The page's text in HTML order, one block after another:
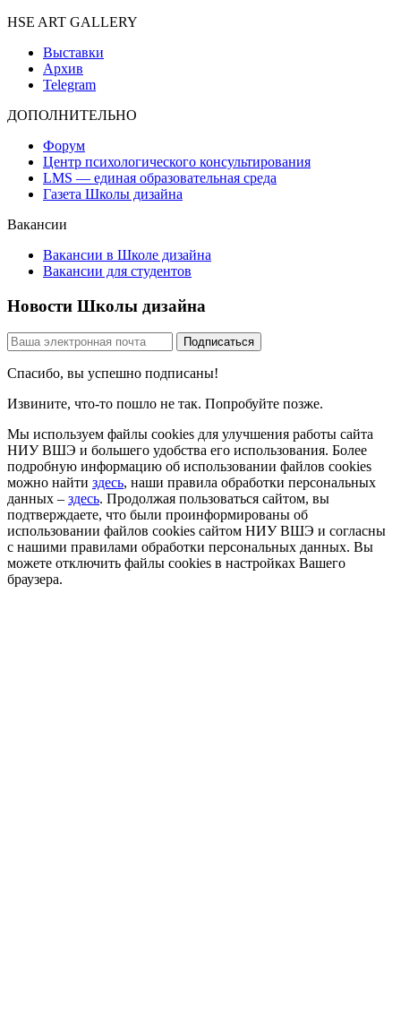
HSE ART GALLERY
Выставки
Архив
Telegram
ДОПОЛНИТЕЛЬНО
Форум
Центр психологического консультирования
LMS — единая образовательная среда
Газета Школы дизайна
Вакансии
Вакансии в Школе дизайна
Вакансии для студентов
Новости Школы дизайна
Спасибо, вы успешно подписаны!
Извините, что-то пошло не так. Попробуйте позже.
Мы используем файлы cookies для улучшения работы сайта
НИУ ВШЭ и большего удобства его использования. Более
подробную информацию об использовании файлов cookies
можно найти здесь, наши правила обработки персональных
данных – здесь. Продолжая пользоваться сайтом, вы
подтверждаете, что были проинформированы об
использовании файлов cookies сайтом НИУ ВШЭ и согласны
с нашими правилами обработки персональных данных. Вы
можете отключить файлы cookies в настройках Вашего
браузера.